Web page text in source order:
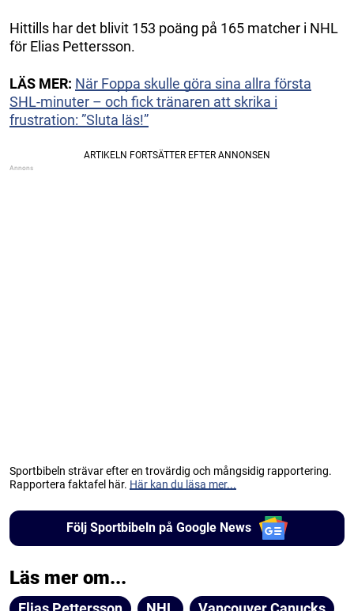
Hittills har det blivit 153 poäng på 165 matcher i NHL
för Elias Pettersson.
LÄS MER: När Foppa skulle göra sina allra första
SHL-minuter – och fick tränaren att skrika i
frustration: ”Sluta läs!”
Sportbibeln strävar efter en trovärdig och mångsidig rapportering.
Rapportera faktafel här. Här kan du läsa mer...
Följ Sportbibeln på Google News
Läs mer om...